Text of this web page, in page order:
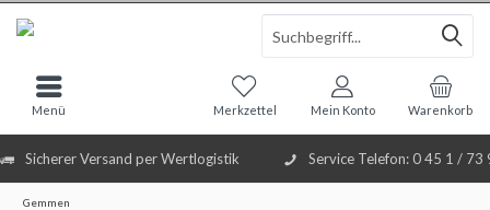
Sicherer Versand per Wertlogistik Service Telefon: 0 45 1 / 73
Warenkorb
Merkzettel Mein Konto
Menü
Gemmen